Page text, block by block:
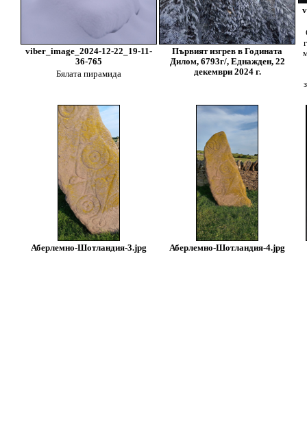
viber_image_2024-12-22_19-11-
36-765
Бялата пирамида
Първият изгрев в Годината
Дилом, 6793г/, Еднажден, 22
декември 2024 г.
Аберлемно-Шотландия-3.jpg Аберлемно-Шотландия-4.jpg